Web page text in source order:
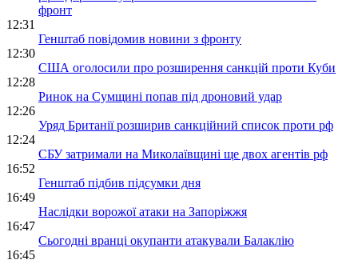
фронт
12:31
Генштаб повідомив новини з фронту
12:30
США оголосили про розширення санкцій проти Куби
12:28
Ринок на Сумщині попав під дроновий удар
12:26
Уряд Британії розширив санкційний список проти рф
12:24
СБУ затримали на Миколаївщині ще двох агентів рф
16:52
Генштаб підбив підсумки дня
16:49
Наслідки ворожої атаки на Запоріжжя
16:47
Сьогодні вранці окупанти атакували Балаклію
16:45